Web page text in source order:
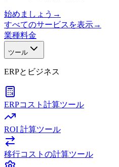
始めましょう →
すべてのサービスを表示→
業種料金
ツール
ERPとビジネス
ERPコスト計算ツール
ROI 計算ツール
移行コストの計算ツール